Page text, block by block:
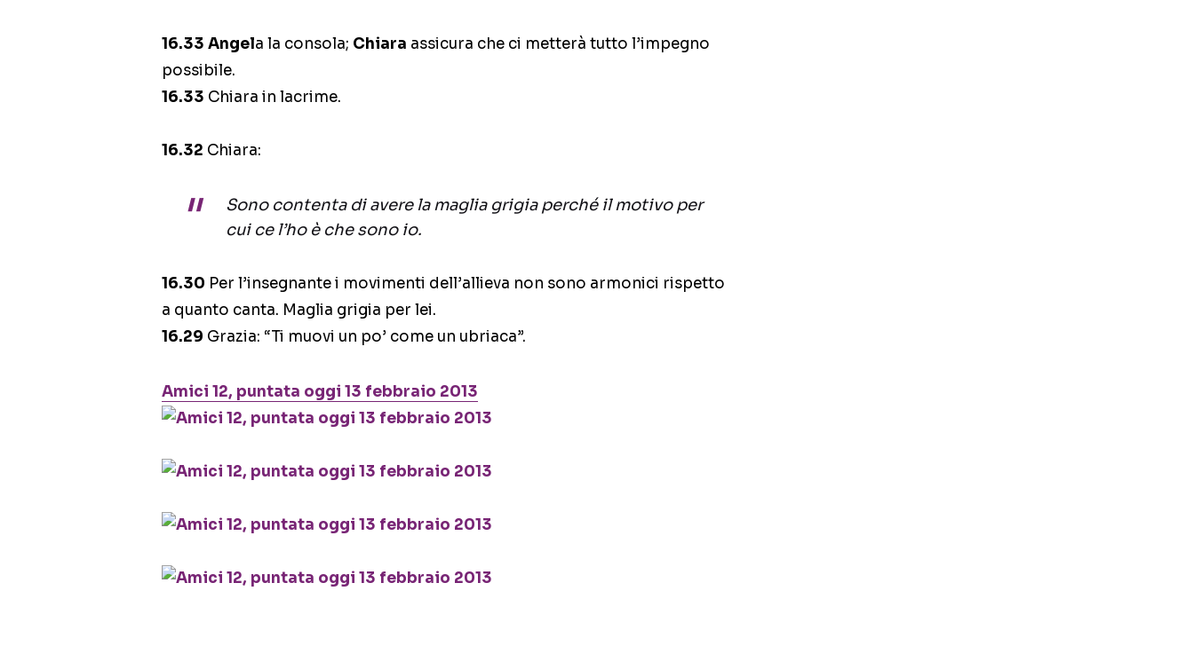
16.33 Angela la consola; Chiara assicura che ci metterà tutto l’impegno
possibile.
16.33 Chiara in lacrime.
16.32 Chiara:
Sono contenta di avere la maglia grigia perché il motivo per
cui ce l’ho è che sono io.
16.30 Per l’insegnante i movimenti dell’allieva non sono armonici rispetto
a quanto canta. Maglia grigia per lei.
16.29 Grazia: “Ti muovi un po’ come un ubriaca”.
Amici 12, puntata oggi 13 febbraio 2013